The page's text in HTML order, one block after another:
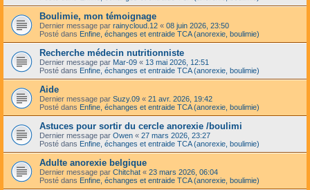
Boulimie, mon témoignage
Dernier message par rainycloud.12 « 08 juin 2026, 23:50
Posté dans Enfine, échanges et entraide TCA (anorexie, boulimie)
Recherche médecin nutritionniste
Dernier message par Mar-09 « 13 mai 2026, 12:51
Posté dans Enfine, échanges et entraide TCA (anorexie, boulimie)
Aide
Dernier message par Suzy.09 « 21 avr. 2026, 19:42
Posté dans Enfine, échanges et entraide TCA (anorexie, boulimie)
Astuces pour sortir du cercle anorexie /boulimi
Dernier message par Owen « 27 mars 2026, 23:27
Posté dans Enfine, échanges et entraide TCA (anorexie, boulimie)
Adulte anorexie belgique
Dernier message par Chitchat « 23 mars 2026, 06:04
Posté dans Enfine, échanges et entraide TCA (anorexie, boulimie)